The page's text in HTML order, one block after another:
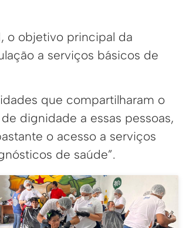
o objetivo principal da
a serviços básicos de
que compartilharam o
dignidade a essas pessoas,
o acesso a serviços
de saúde”.